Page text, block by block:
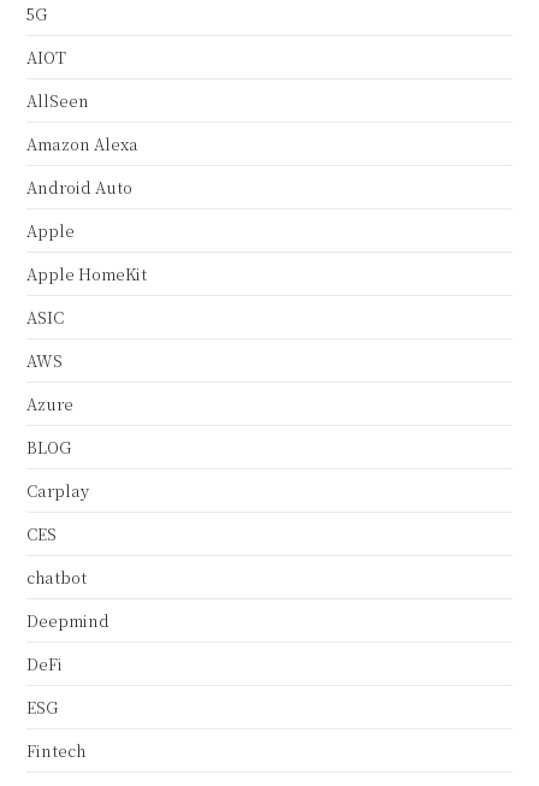
5G
AIOT
AllSeen
Amazon Alexa
Android Auto
Apple
Apple HomeKit
ASIC
AWS
Azure
BLOG
Carplay
CES
chatbot
Deepmind
DeFi
ESG
Fintech